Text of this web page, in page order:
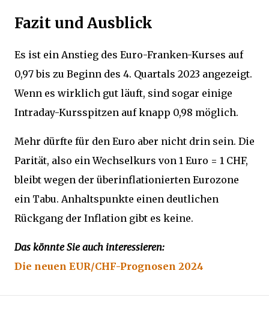
Fazit und Ausblick
Es ist ein Anstieg des Euro-Franken-Kurses auf
0,97 bis zu Beginn des 4. Quartals 2023 angezeigt.
Wenn es wirklich gut läuft, sind sogar einige
Intraday-Kursspitzen auf knapp 0,98 möglich.
Mehr dürfte für den Euro aber nicht drin sein. Die
Parität, also ein Wechselkurs von 1 Euro = 1 CHF,
bleibt wegen der überinflationierten Eurozone
ein Tabu. Anhaltspunkte einen deutlichen
Rückgang der Inflation gibt es keine.
Das könnte Sie auch interessieren:
Die neuen EUR/CHF-Prognosen 2024